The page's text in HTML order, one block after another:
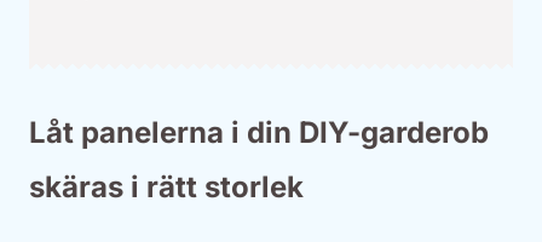
Låt panelerna i din DIY-garderob
skäras i rätt storlek